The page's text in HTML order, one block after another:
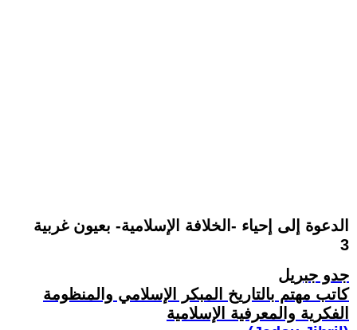
الدعوة إلى إحياء -الخلافة الإسلامية- بعيون غربية
3
جدو جبريل
كاتب مهتم بالتاريخ المبكر الإسلامي والمنظومة
الفكرية والمعرفية الإسلامية